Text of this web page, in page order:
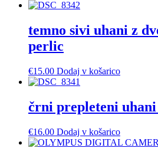
temno sivi uhani z
perlic
€15.00 Dodaj v košarico
črni prepleteni
€16.00 Dodaj v košarico